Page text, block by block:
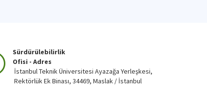
Sürdürülebilirlik
Ofisi - Adres
İstanbul Teknik Üniversitesi Ayazağa Yerleşkesi,
Rektörlük Ek Binası, 34469, Maslak / İstanbul